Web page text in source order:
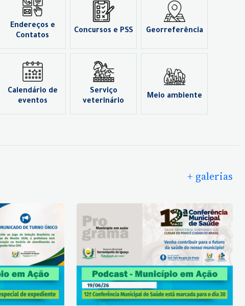
Endereços e
Contatos
Concursos e PSS Georreferência
Calendário de
eventos
Serviço
veterinário
Meio ambiente
+ galerias